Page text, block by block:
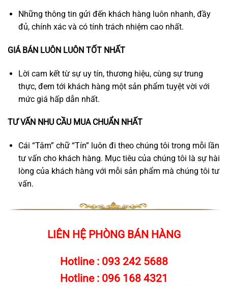
Những thông tin gửi đến khách hàng luôn nhanh, đầy
đủ, chính xác và có tính trách nhiệm cao nhất.
GIÁ BÁN LUÔN LUÔN TỐT NHẤT
Lời cam kết từ sự uy tín, thương hiệu, cùng sự trung
thực, đem tới khách hàng một sản phẩm tuyệt vời với
mức giá hấp dẫn nhất.
TƯ VẤN NHU CẦU MUA CHUẨN NHẤT
Cái “Tâm” chữ “Tín” luôn đi theo chúng tôi trong mỗi lần
tư vấn cho khách hàng. Mục tiêu của chúng tôi là sự hài
lòng của khách hàng với mỗi sản phẩm mà chúng tôi tư
vấn.
LIÊN HỆ PHÒNG BÁN HÀNG
Hotline : 093 242 5688
Hotline : 096 168 4321